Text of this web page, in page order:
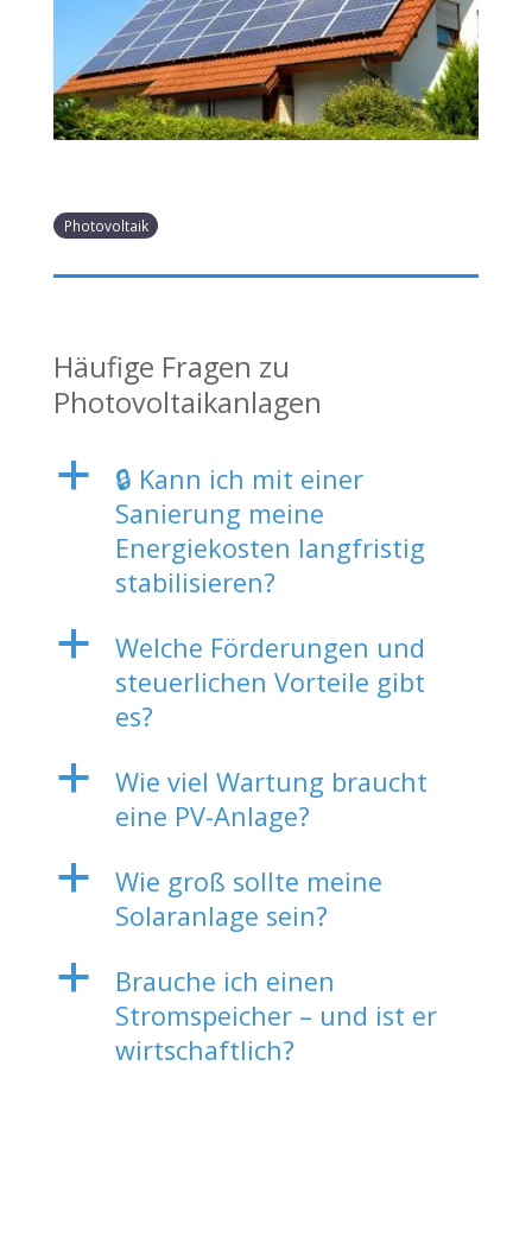
Photovoltaik
Häufige Fragen zu
Photovoltaikanlagen
a
🔒 Kann ich mit einer
Sanierung meine
Energiekosten langfristig
stabilisieren?
a
Welche Förderungen und
steuerlichen Vorteile gibt
es?
a
Wie viel Wartung braucht
eine PV-Anlage?
a
Wie groß sollte meine
Solaranlage sein?
a
Brauche ich einen
Stromspeicher – und ist er
wirtschaftlich?